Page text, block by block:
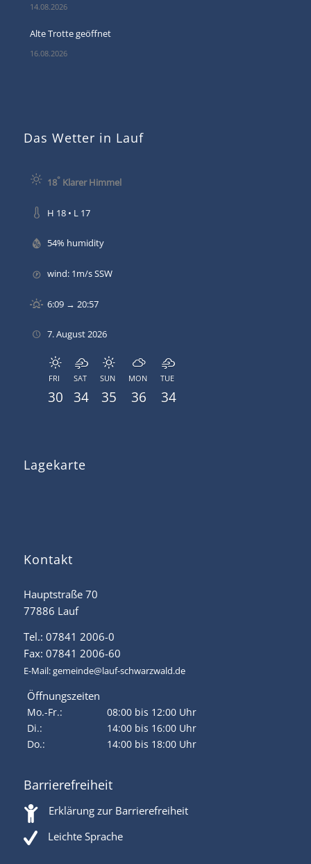
14.08.2026
Alte Trotte geöffnet
16.08.2026
Das Wetter in Lauf
18°Klarer Himmel
H 18 • L 17
54% humidity
wind: 1m/s SSW
6:09 → 20:57
7. August 2026
FRI
30
SAT
34
SUN
35
MON
36
TUE
34
Lagekarte
Kontakt
Hauptstraße 70
77886 Lauf
Tel.: 07841 2006-0
Fax: 07841 2006-60
E-Mail:gemeinde@lauf-schwarzwald.de
Öffnungszeiten
Mo.-Fr.:
08:00 bis 12:00 Uhr
Di.:
14:00 bis 16:00 Uhr
Do.:
14:00 bis 18:00 Uhr
Barrierefreiheit
Erklärung zur Barrierefreiheit
Leichte Sprache